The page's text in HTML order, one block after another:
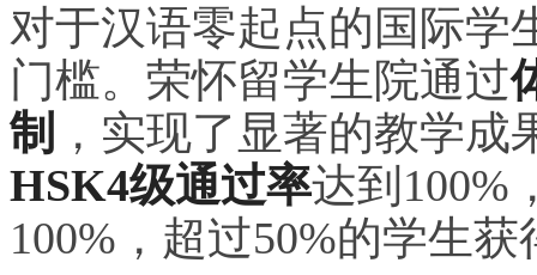
对于汉语零起点的国际学
门槛。荣怀留学生院通过
制 ，实现了显著的教学
HSK4级通过率达到100%
100%，超过50%的学生获